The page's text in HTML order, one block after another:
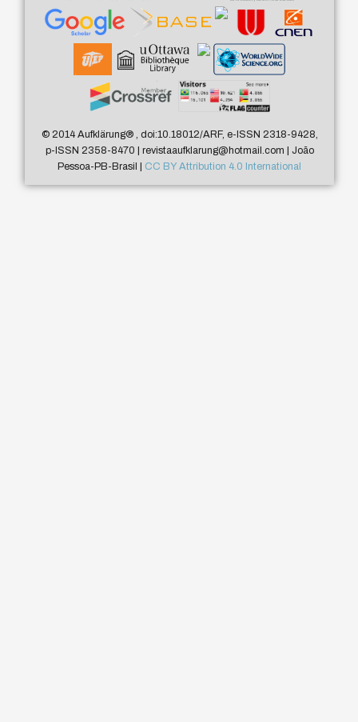
© 2014 Aufklärung®, doi:10.18012/ARF, e-ISSN 2318-9428,
p-ISSN 2358-8470 | revistaaufklarung@hotmail.com | João
Pessoa-PB-Brasil | CC BY Attribution 4.0 International